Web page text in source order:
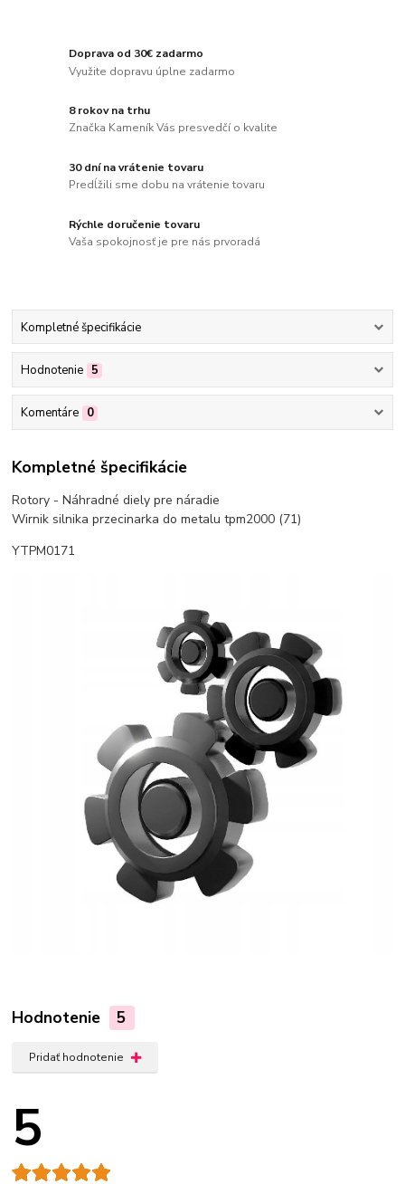
Doprava od 30€ zadarmo
Využite dopravu úplne zadarmo
8 rokov na trhu
Značka Kameník Vás presvedčí o kvalite
30 dní na vrátenie tovaru
Predĺžili sme dobu na vrátenie tovaru
Rýchle doručenie tovaru
Vaša spokojnosť je pre nás prvoradá
Kompletné špecifikácie
Hodnotenie 5
Komentáre 0
Kompletné špecifikácie
Rotory - Náhradné diely pre náradie
Wirnik silnika przecinarka do metalu tpm2000 (71)
YTPM0171
Hodnotenie 5
Pridať hodnotenie
5